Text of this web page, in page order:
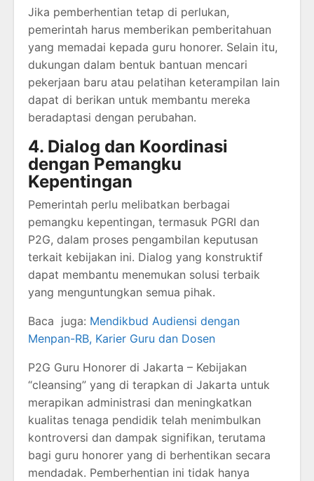
Jika pemberhentian tetap di perlukan,
pemerintah harus memberikan pemberitahuan
yang memadai kepada guru honorer. Selain itu,
dukungan dalam bentuk bantuan mencari
pekerjaan baru atau pelatihan keterampilan lain
dapat di berikan untuk membantu mereka
beradaptasi dengan perubahan.
4. Dialog dan Koordinasi
dengan Pemangku
Kepentingan
Pemerintah perlu melibatkan berbagai
pemangku kepentingan, termasuk PGRI dan
P2G, dalam proses pengambilan keputusan
terkait kebijakan ini. Dialog yang konstruktif
dapat membantu menemukan solusi terbaik
yang menguntungkan semua pihak.
Baca juga: Mendikbud Audiensi dengan
Menpan-RB, Karier Guru dan Dosen
P2G Guru Honorer di Jakarta – Kebijakan
“cleansing” yang di terapkan di Jakarta untuk
merapikan administrasi dan meningkatkan
kualitas tenaga pendidik telah menimbulkan
kontroversi dan dampak signifikan, terutama
bagi guru honorer yang di berhentikan secara
mendadak. Pemberhentian ini tidak hanya